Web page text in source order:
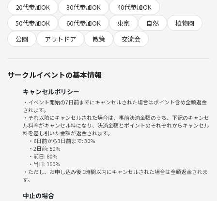
⚠️注意事項⚠️
以下の行為はご遠慮ください。
・勧誘や営業など
運営側の指示に従わない方や、参加者としてふさわしくないと判断され
う！皆さんのご参加を心よりお待ちしています🌟
20代参加OK
30代参加OK
40代参加OK
50代参加OK
60代参加OK 東京 自然
植物園
公園
アウトドア 散策 交流会
サークルイベントの基本情報
キャンセルポリシー
・イベント開始の7日前までにキャンセルされた場合はポイント含め全額返金
されます。
・それ以降にキャンセルされた場合は、事前決済金額のうち、下記のキャンセ
ル料率がキャンセル料になり、決済金額とポイントのそれぞれからキャンセル
料を差し引いた金額が返金されます。
・6日前から3日前まで: 30%
・2日前: 50%
・前日: 80%
・当日: 100%
・ただし、お申し込み後 1時間以内にキャンセルされた場合は全額返金されま
す。
中止の場合